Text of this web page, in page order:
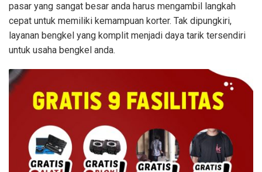
pasar yang sangat besar anda harus mengambil langkah
cepat untuk memiliki kemampuan korter. Tak dipungkiri,
layanan bengkel yang komplit menjadi daya tarik tersendiri
untuk usaha bengkel anda.